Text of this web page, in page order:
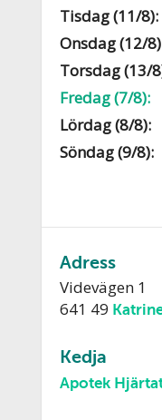
Tisdag (11/8):
Onsdag (12/
Torsdag (13/
Fredag (7/8):
Lördag (8/8):
Söndag (9/8):
Adress
Videvägen 1
641 49
Kedja
Apotek